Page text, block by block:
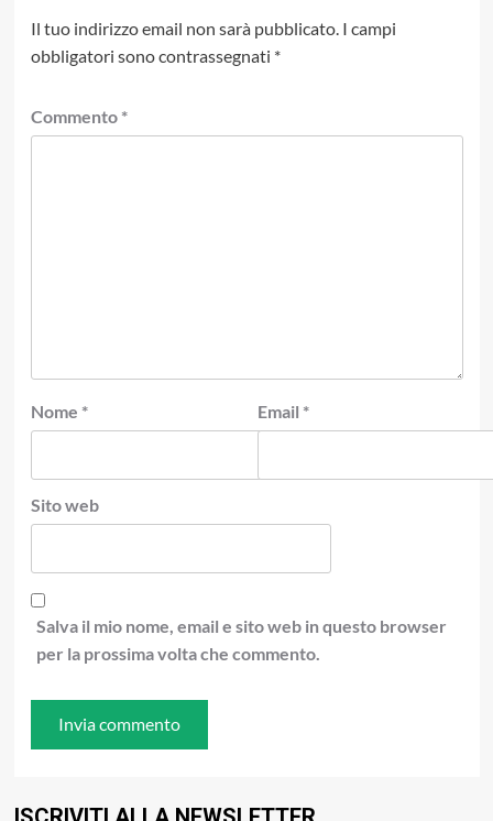
Il tuo indirizzo email non sarà pubblicato. I campi
obbligatori sono contrassegnati *
Commento *
Nome * Email *
Sito web
Salva il mio nome, email e sito web in questo browser
per la prossima volta che commento.